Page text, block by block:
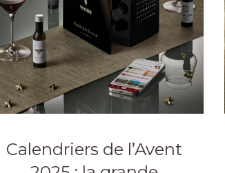
Calendriers de l’Avent